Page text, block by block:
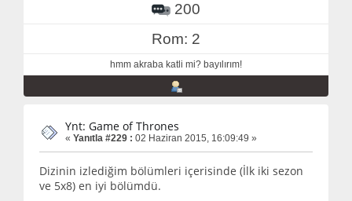
200
Rom: 2
hmm akraba katli mi? bayılırım!
Ynt: Game of Thrones
« Yanıtla #229 : 02 Haziran 2015, 16:09:49 »
Dizinin izlediğim bölümleri içerisinde (İlk iki sezon
ve 5x8) en iyi bölümdü.